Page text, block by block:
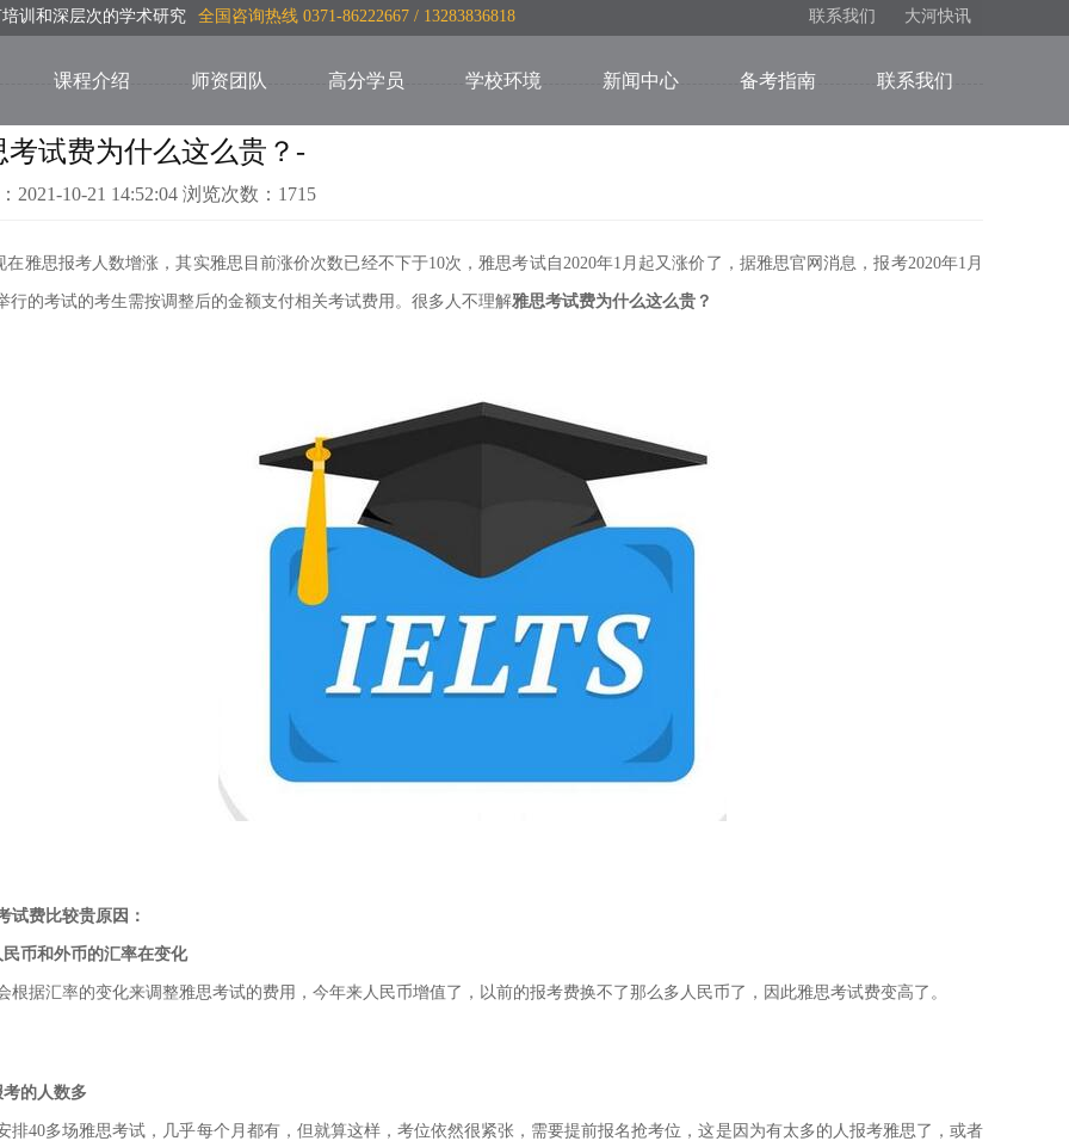
训和深层次的学术研究 全国咨询热线 0371-86222667 / 13283836818 联系我们 大河快讯
课程介绍 师资团队 高分学员 学校环境 新闻中心 备考指南 联系我们
考试费为什么这么贵？-
2021-10-21 14:52:04 浏览次数：1715
在雅思报考人数增涨，其实雅思目前涨价次数已经不下于10次，雅思考试自2020年1月起又涨价了，据雅思官网消息，报考2020年1月
行的考试的考生需按调整后的金额支付相关考试费用。很多人不理解雅思考试费为什么这么贵？
试费比较贵原因：
民币和外币的汇率在变化
根据汇率的变化来调整雅思考试的费用，今年来人民币增值了，以前的报考费换不了那么多人民币了，因此雅思考试费变高了。
考的人数多
排40多场雅思考试，几乎每个月都有，但就算这样，考位依然很紧张，需要提前报名抢考位，这是因为有太多的人报考雅思了，或者